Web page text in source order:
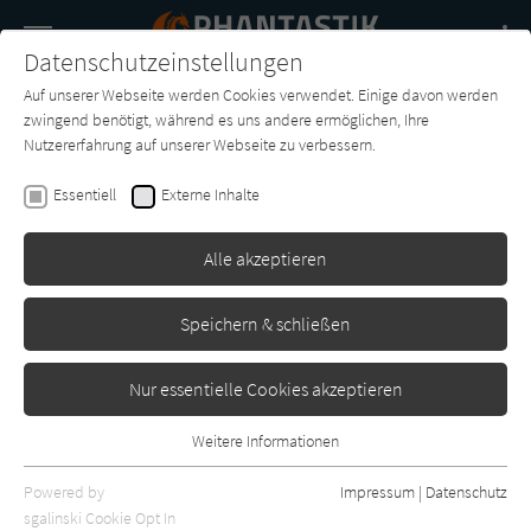
SUCHE
Buch-
Entdecker
Forum Charts
Theodore Sturgeon
Das Milliarden-Gehirn
Erschienen: Januar 1965 0
Datenschutzeinstellungen
Auf unserer Webseite werden Cookies verwendet. Einige davon werden
zwingend benötigt, während es uns andere ermöglichen, Ihre
Nutzererfahrung auf unserer Webseite zu verbessern.
Essentiell Externe Inhalte
Alle akzeptieren
Speichern & schließen
Nur essentielle Cookies akzeptieren
Essentielle Cookies werden für grundlegende Funktionen der
Webseite benötigt. Dadurch ist gewährleistet, dass die Webseite
Weitere Informationen
Powered by
sgalinski Cookie Opt In
Impressum | Datenschutz